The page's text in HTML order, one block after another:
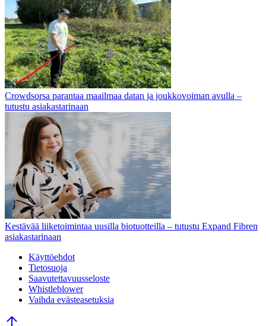
Crowdsorsa parantaa maailmaa datan ja joukkovoiman avulla –
tutustu asiakastarinaan
Kestävää liiketoimintaa uusilla biotuotteilla – tutustu Expand Fibren
asiakastarinaan
Käyttöehdot
Tietosuoja
Saavutettavuusseloste
Whistleblower
Vaihda evästeasetuksia